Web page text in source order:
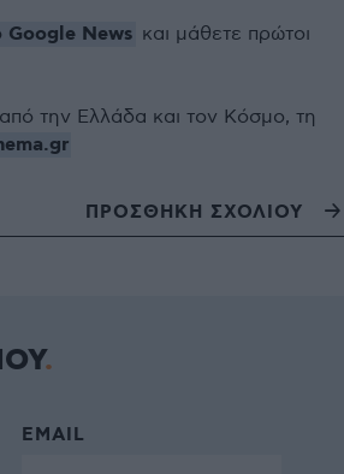
News και μάθετε πρώτοι
από την Ελλάδα και τον Κόσμο, τη
ΠΡΟΣΘΗΚΗ ΣΧΟΛΙΟΥ
EMAIL